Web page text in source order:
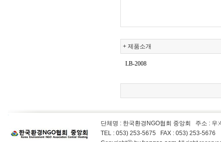
+ 제품소개
LB-2008
단체명 : 한국환경NGO협회 중앙회 주소 : 우
TEL : 053) 253-5675 FAX : 053) 253-5676